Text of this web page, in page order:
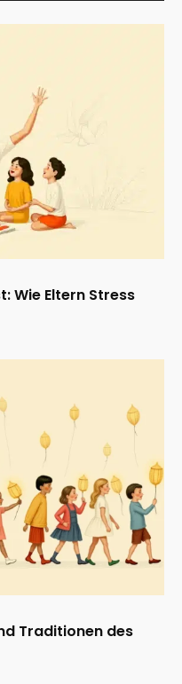
Wie Eltern Stress
Traditionen des